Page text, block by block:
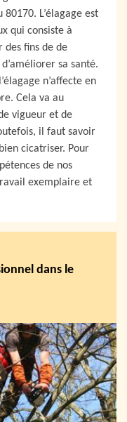
80170. L’élagage est
qui consiste à
des fins de de
sa santé.
n’affecte en
Cela va au
vigueur et de
il faut savoir
cicatriser. Pour
de nos
exemplaire et
dans le